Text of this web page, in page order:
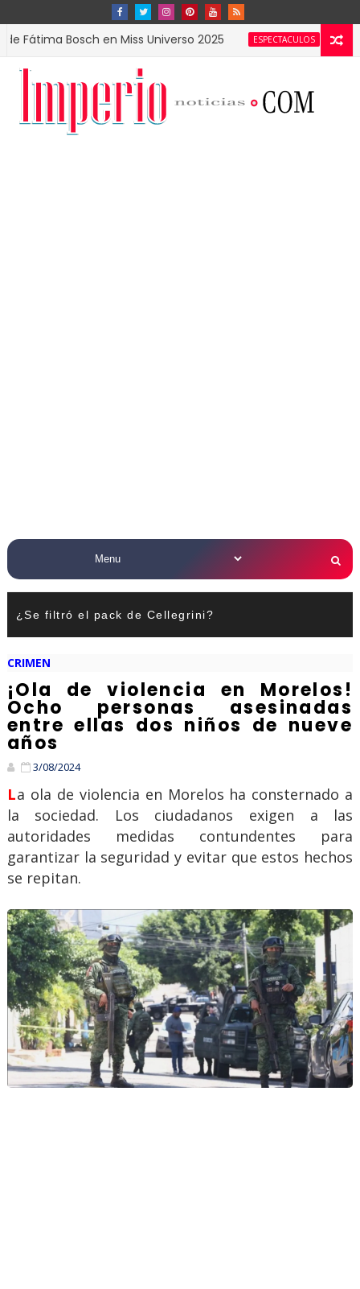
Bosch en Miss Universo 2025 ESPECTACULOS ¿Katy Perry
¿Se filtró el pack de Cellegrini?
CRIMEN
¡Ola de violencia en Morelos!
Ocho personas asesinadas
entre ellas dos niños de nueve
años
3/08/2024
La ola de violencia en Morelos ha consternado a
la sociedad. Los ciudadanos exigen a las
autoridades medidas contundentes para
garantizar la seguridad y evitar que estos hechos
se repitan.